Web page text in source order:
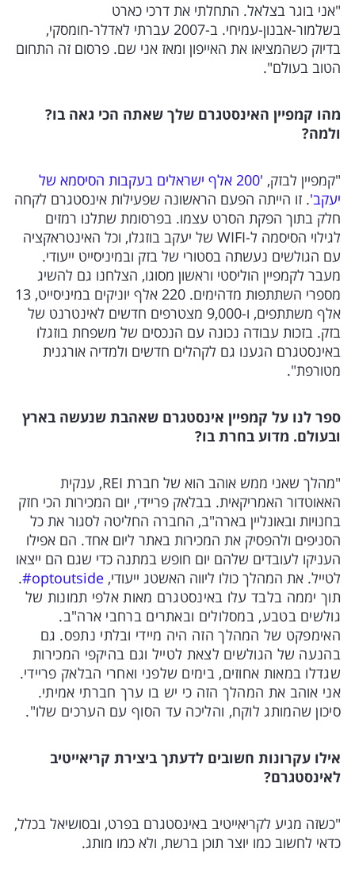
"אני בוגר בצלאל. התחלתי את דרכי כארט
בשלמור-אבנון-עמיחי. ב-2007 עברתי לאדלר-חומסקי,
בדיוק כשהמציאו את האייפון ומאז אני שם. פרסום זה התחום
הטוב בעולם".
מהו קמפיין האינסטגרם שלך שאתה הכי גאה בו?
ולמה?
"קמפיין לבזק,
'200 אלף ישראלים בעקבות הסיסמא של
יעקב'. זו הייתה הפעם הראשונה שפעילות אינסטגרם לקחה
חלק בתוך הפקת הסרט עצמו. בפרסומת שתלנו רמזים
לגילוי הסיסמה ל-WIFI של יעקב בוזגלו, וכל האינטראקציה
עם הגולשים נעשתה בסטורי של בזק ובמיניסייט ייעודי.
מעבר לקמפיין הוליסטי וראשון מסוגו, הצלחנו גם להשיג
מספרי השתתפות מדהימים. 220 אלף יוניקים במיניסייט, 13
אלף משתתפים, ו-9,000 מצטרפים חדשים לאינטרנט של
בזק. בזכות עבודה נכונה עם הנכסים של משפחת בוזגלו
באינסטגרם הגענו גם לקהלים חדשים ולמדיה אורגנית
מטורפת".
ספר לנו על קמפיין אינסטגרם שאהבת שנעשה בארץ
ובעולם. מדוע בחרת בו?
"מהלך שאני ממש אוהב הוא של חברת REI, ענקית
האאוטדור האמריקאית. בבלאק פריידי, יום המכירות הכי חזק
בחנויות ובאונליין בארה"ב, החברה החליטה לסגור את כל
הסניפים ולהפסיק את המכירות באתר ליום אחד. הם אפילו
העניקו לעובדים שלהם יום חופש במתנה כדי שגם הם ייצאו
לטייל. את המהלך כולו ליווה האשטג ייעודי, optoutside#
.
תוך יממה בלבד עלו באינסטגרם מאות אלפי תמונות של
גולשים בטבע, במסלולים ובאתרים ברחבי ארה"ב.
האימפקט של המהלך הזה היה מיידי ובלתי נתפס. גם
בהנעה של הגולשים לצאת לטייל וגם בהיקפי המכירות
שגדלו במאות אחוזים, בימים שלפני ואחרי הבלאק פריידי.
אני אוהב את המהלך הזה כי יש בו ערך חברתי אמיתי.
סיכון שהמותג לוקח, והליכה עד הסוף עם הערכים שלו".
אילו עקרונות חשובים לדעתך ביצירת קריאייטיב
לאינסטגרם?
"כשזה מגיע לקריאייטיב באינסטגרם בפרט, ובסושיאל בכלל,
כדאי לחשוב כמו יוצר תוכן ברשת, ולא כמו מותג.